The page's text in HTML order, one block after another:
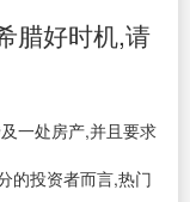
腊好时机,请
一处房产,并且要求
的投资者而言,热门